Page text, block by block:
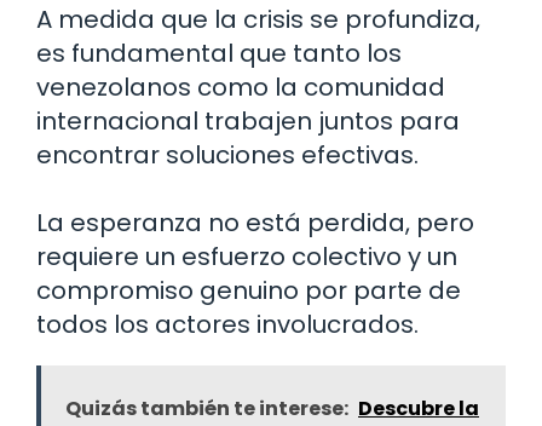
A medida que la crisis se profundiza,
es fundamental que tanto los
venezolanos como la comunidad
internacional trabajen juntos para
encontrar soluciones efectivas.
La esperanza no está perdida, pero
requiere un esfuerzo colectivo y un
compromiso genuino por parte de
todos los actores involucrados.
Quizás también te interese: Descubre la